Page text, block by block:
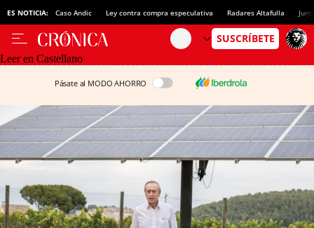
ES NOTICIA: Caso Andic Ley contra compra especulativa Radares Altafulla
Leer en Castellano
Pásate al MODO AHORRO